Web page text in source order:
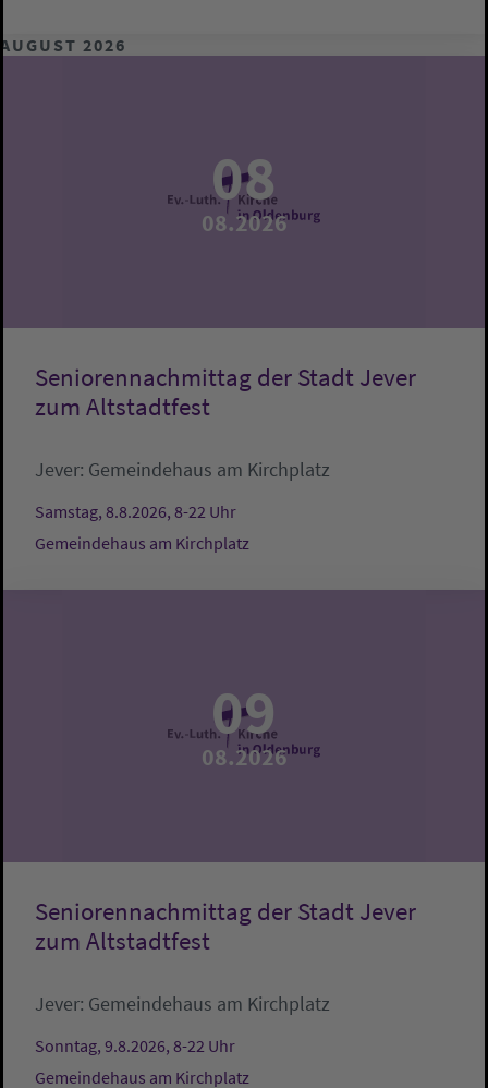
AUGUST 2026
08
08.2026
Seniorennachmittag der Stadt Jever
zum Altstadtfest
Jever: Gemeindehaus am Kirchplatz
Samstag, 8.8.2026, 8-22 Uhr
Gemeindehaus am Kirchplatz
09
08.2026
Seniorennachmittag der Stadt Jever
zum Altstadtfest
Jever: Gemeindehaus am Kirchplatz
Sonntag, 9.8.2026, 8-22 Uhr
Gemeindehaus am Kirchplatz